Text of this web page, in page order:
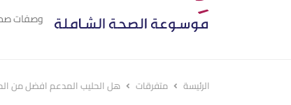
وصفات
الرئيسة متفرقات هل الحليب المدعم افضل من